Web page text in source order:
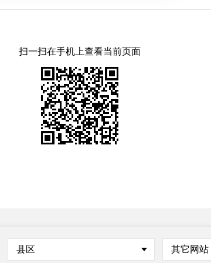
扫一扫在手机上查看当前页面
县区 其它网站